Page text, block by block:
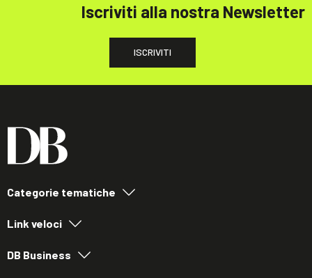
Iscriviti alla nostra Newsletter
ISCRIVITI
Categorie tematiche
Link veloci
DB Business